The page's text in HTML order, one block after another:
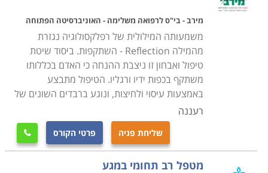
מירב - בי"ס לרפואה משלימה - האוניברסיטה הפתוחה
משמעותה המילולית של רפלקסולוגיה נגזרת
מהמילה Reflection - השתקפות. ביסוד שיטת
טיפול ואבחון זו ניצבת ההנחה כי האדם בכללותו
משתקף בכפות ידיו ורגליו. הטיפול מתבצע
באמצעות עיסוי ולחיצות, ונוגע ברבדים השונים של
רעננה
שליחת פניה פרטי הקורס 
מטפל רב תחומי במגע